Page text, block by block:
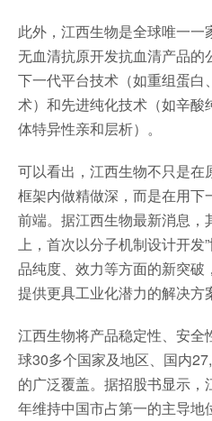
此外，江西生物是全球唯一一
无血清抗原开发抗血清产品的
下一代平台技术（如重组蛋
术）和先进纯化技术（如辛
体特异性亲和层析）。
可以看出，江西生物不只是
框架内做精做深，而是在用
前端。据江西生物最新消息，
上，首次以分子机制设计开发
品纯度、效力等方面的新突破
提供更具工业化潜力的解决方
江西生物将产品稳定性、安全
球30多个国家及地区、国内
的广泛覆盖。据招股书显示，
年维持中国市占第一的主导